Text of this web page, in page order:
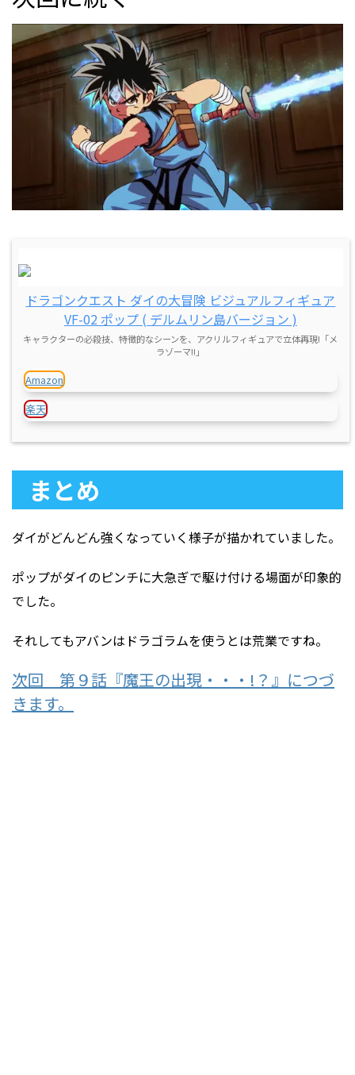
ドラゴンクエスト ダイの大冒険 ビジュアルフィギュア
VF-02 ポップ ( デルムリン島バージョン )
キャラクターの必殺技、特徴的なシーンを、アクリルフィギュアで立体再現!「メ
ラゾーマ!!」
Amazon
楽天
まとめ
ダイがどんどん強くなっていく様子が描かれていました。
ポップがダイのピンチに大急ぎで駆け付ける場面が印象的
でした。
それしてもアバンはドラゴラムを使うとは荒業ですね。
次回 第９話『魔王の出現・・・!？』につづ
きます。